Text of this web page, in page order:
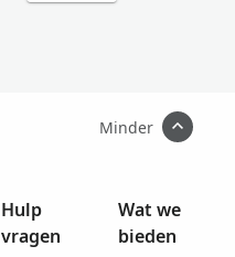
Minder
Hulp
vragen
Wat we
bieden